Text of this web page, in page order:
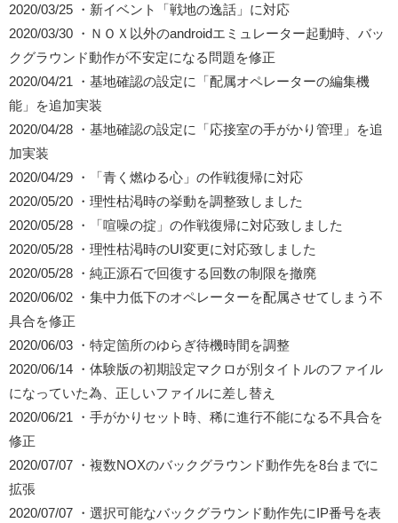
2020/03/25 ・新イベント「戦地の逸話」に対応
2020/03/30 ・ＮＯＸ以外のandroidエミュレーター起動時、バッ
クグラウンド動作が不安定になる問題を修正
2020/04/21 ・基地確認の設定に「配属オペレーターの編集機
能」を追加実装
2020/04/28 ・基地確認の設定に「応接室の手がかり管理」を追
加実装
2020/04/29 ・「青く燃ゆる心」の作戦復帰に対応
2020/05/20 ・理性枯渇時の挙動を調整致しました
2020/05/28 ・「喧噪の掟」の作戦復帰に対応致しました
2020/05/28 ・理性枯渇時のUI変更に対応致しました
2020/05/28 ・純正源石で回復する回数の制限を撤廃
2020/06/02 ・集中力低下のオペレーターを配属させてしまう不
具合を修正
2020/06/03 ・特定箇所のゆらぎ待機時間を調整
2020/06/14 ・体験版の初期設定マクロが別タイトルのファイル
になっていた為、正しいファイルに差し替え
2020/06/21 ・手がかりセット時、稀に進行不能になる不具合を
修正
2020/07/07 ・複数NOXのバックグラウンド動作先を8台までに
拡張
2020/07/07 ・選択可能なバックグラウンド動作先にIP番号を表